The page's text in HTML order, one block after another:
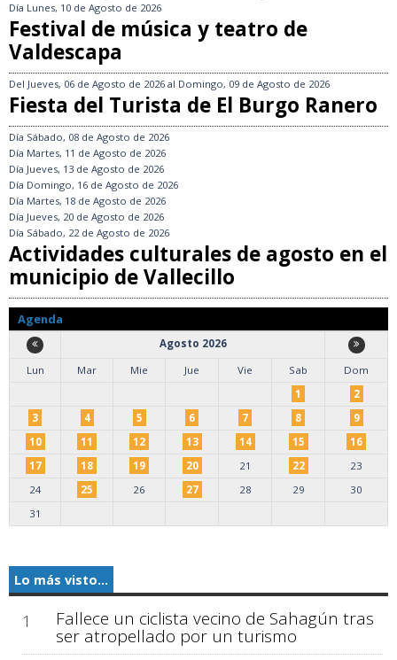
Día Lunes, 10 de Agosto de 2026
Festival de música y teatro de
Valdescapa
Del Jueves, 06 de Agosto de 2026 al Domingo, 09 de Agosto de 2026
Fiesta del Turista de El Burgo Ranero
Día Sábado, 08 de Agosto de 2026
Día Martes, 11 de Agosto de 2026
Día Jueves, 13 de Agosto de 2026
Día Domingo, 16 de Agosto de 2026
Día Martes, 18 de Agosto de 2026
Día Jueves, 20 de Agosto de 2026
Día Sábado, 22 de Agosto de 2026
Actividades culturales de agosto en el
municipio de Vallecillo
Agenda
Agosto 2026
Lun
Mar Mie Jue Vie Sab
Dom
1
2
3
4 5 6 7 8
9
10
11 12 13 14 15
16
17
18 19 20 21 22
23
24
25 26 27 28 29
30
31
Lo más visto...
1 Fallece un ciclista vecino de Sahagún tras
ser atropellado por un turismo